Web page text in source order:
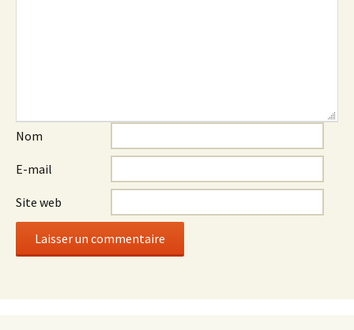
Nom
E-mail
Site web